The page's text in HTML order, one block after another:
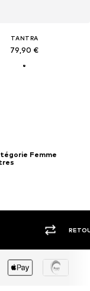
TANTRA
79,90 €
Femme